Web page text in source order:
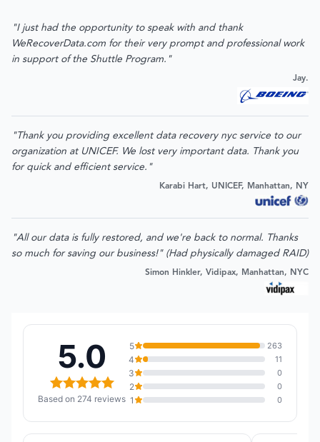
"I just had the opportunity to speak with and thank
WeRecoverData.com for their very prompt and professional work
in support of the Shuttle Program."
Jay.
"Thank you providing excellent data recovery nyc service to our
organization at UNICEF. We lost very important data. Thank you
for quick and efficient service."
Karabi Hart, UNICEF, Manhattan, NY
"All our data is fully restored, and we're back to normal. Thanks
so much for saving our business!" (Had physically damaged RAID)
Simon Hinkler, Vidipax, Manhattan, NYC
5.0
Based on 274 reviews
5 263
4 11
3 0
2 0
1 0